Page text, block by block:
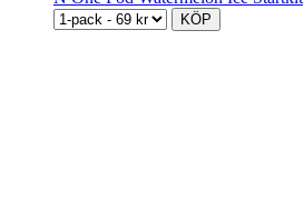
KÖP